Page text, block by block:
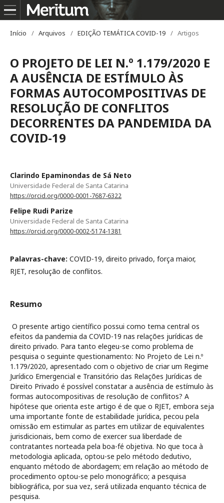
Início / Arquivos / EDIÇÃO TEMÁTICA COVID-19 / Artigos
O PROJETO DE LEI N.º 1.179/2020 E
A AUSÊNCIA DE ESTÍMULO ÀS
FORMAS AUTOCOMPOSITIVAS DE
RESOLUÇÃO DE CONFLITOS
DECORRENTES DA PANDEMIDA DA
COVID-19
Clarindo Epaminondas de Sá Neto
Universidade Federal de Santa Catarina
https://orcid.org/0000-0001-7687-6322
Felipe Rudi Parize
Universidade Federal de Santa Catarina
https://orcid.org/0000-0002-5174-1381
Palavras-chave: COVID-19, direito privado, força maior,
RJET, resolução de conflitos.
Resumo
O presente artigo científico possui como tema central os
efeitos da pandemia da COVID-19 nas relações jurídicas de
direito privado. Para tanto elegeu-se como problema de
pesquisa o seguinte questionamento: No Projeto de Lei n.º
1.179/2020, apresentado com o objetivo de criar um Regime
Jurídico Emergencial e Transitório das Relações Jurídicas de
Direito Privado é possível constatar a ausência de estímulo às
formas autocompositivas de resolução de conflitos? A
hipótese que orienta este artigo é de que o RJET, embora seja
uma importante fonte de estabilidade jurídica, pecou pela
omissão em estimular as partes em utilizar de equivalentes
jurisdicionais, bem como de exercer sua liberdade de
contratantes norteada pela boa-fé objetiva. No que toca à
metodologia aplicada, optou-se pelo método dedutivo,
enquanto método de abordagem; em relação ao método de
procedimento optou-se pelo monográfico; a pesquisa
bibliográfica, por sua vez, será utilizada enquanto técnica de
pesquisa.